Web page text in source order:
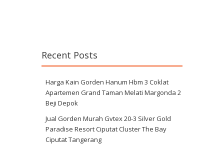
Recent Posts
Harga Kain Gorden Hanum Hbm 3 Coklat
Apartemen Grand Taman Melati Margonda 2
Beji Depok
Jual Gorden Murah Gvtex 20-3 Silver Gold
Paradise Resort Ciputat Cluster The Bay
Ciputat Tangerang